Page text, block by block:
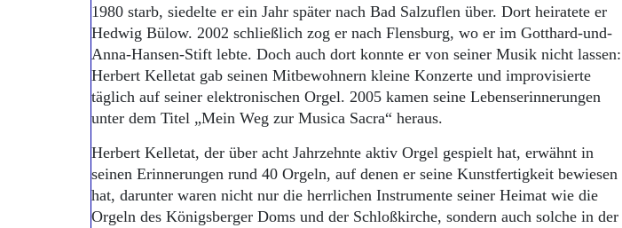
1980 starb, siedelte er ein Jahr später nach Bad Salzuflen über. Dort heiratete er
Hedwig Bülow. 2002 schließlich zog er nach Flensburg, wo er im Gotthard-und-
Anna-Hansen-Stift lebte. Doch auch dort konnte er von seiner Musik nicht lassen:
Herbert Kelletat gab seinen Mitbewohnern kleine Konzerte und improvisierte
täglich auf seiner elektronischen Orgel. 2005 kamen seine Lebenserinnerungen
unter dem Titel „Mein Weg zur Musica Sacra“ heraus.
Herbert Kelletat, der über acht Jahrzehnte aktiv Orgel gespielt hat, erwähnt in
seinen Erinnerungen rund 40 Orgeln, auf denen er seine Kunstfertigkeit bewiesen
hat, darunter waren nicht nur die herrlichen Instrumente seiner Heimat wie die
Orgeln des Königsberger Doms und der Schloßkirche, sondern auch solche in der